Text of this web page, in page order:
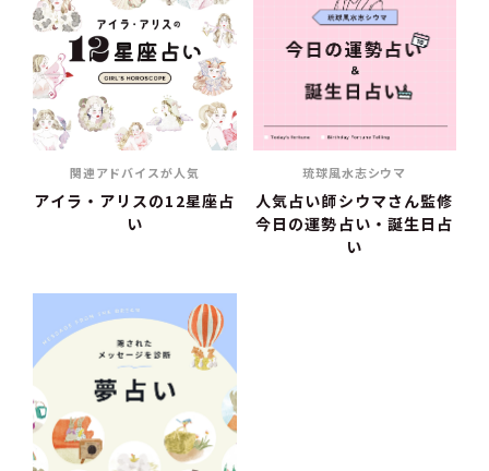
関連アドバイスが人気
アイラ・アリスの12星座占
い
琉球風水志シウマ
人気占い師シウマさん監修
今日の運勢占い・誕生日占
い